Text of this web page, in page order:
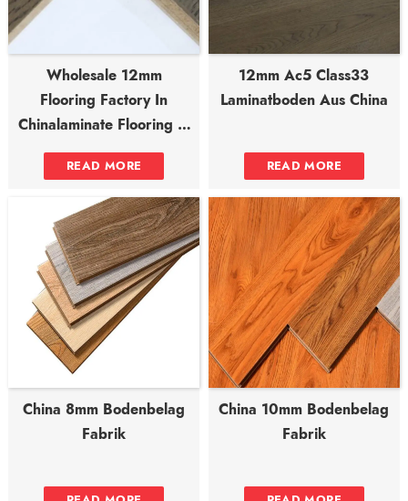
Wholesale 12mm
Flooring Factory In
Chinalaminate Flooring In
Bulk
READ MORE
12mm Ac5 Class33
Laminatboden Aus China
READ MORE
China 8mm Bodenbelag
Fabrik
China 10mm Bodenbelag
Fabrik